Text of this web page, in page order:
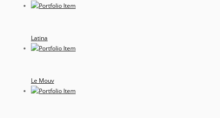
Latina
Le Mouv